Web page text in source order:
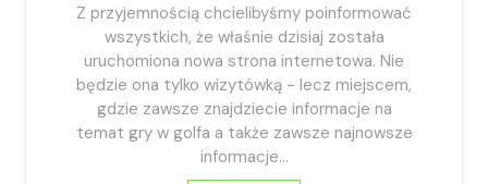
Z przyjemnością chcielibyśmy poinformować
wszystkich, że właśnie dzisiaj została
uruchomiona nowa strona internetowa. Nie
będzie ona tylko wizytówką - lecz miejscem,
gdzie zawsze znajdziecie informacje na
temat gry w golfa a także zawsze najnowsze
informacje…